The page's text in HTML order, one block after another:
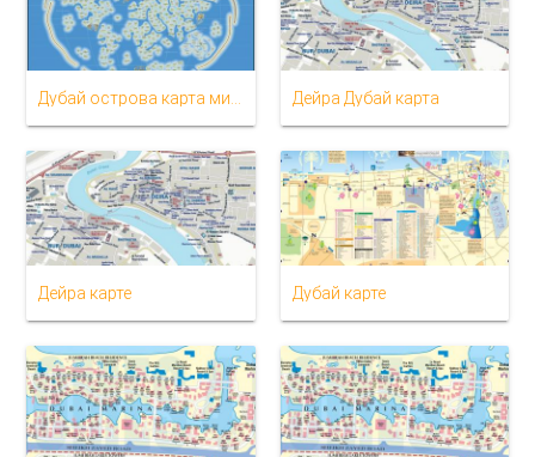
Дейра Дубай карта
Дейра карте Дубай карте